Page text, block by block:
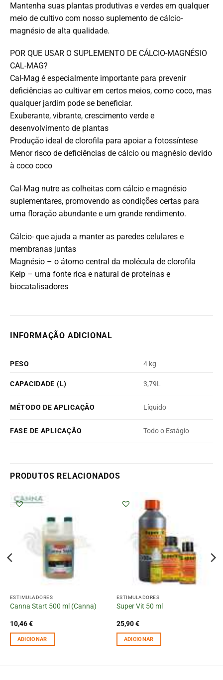
Mantenha suas plantas produtivas e verdes em qualquer
meio de cultivo com nosso suplemento de cálcio-
magnésio de alta qualidade.
POR QUE USAR O SUPLEMENTO DE CÁLCIO-MAGNÉSIO
CAL-MAG?
Cal-Mag é especialmente importante para prevenir
deficiências ao cultivar em certos meios, como coco, mas
qualquer jardim pode se beneficiar.
Exuberante, vibrante, crescimento verde e
desenvolvimento de plantas
Produção ideal de clorofila para apoiar a fotossíntese
Menor risco de deficiências de cálcio ou magnésio devido
à coco coco
Cal-Mag nutre as colheitas com cálcio e magnésio
suplementares, promovendo as condições certas para
uma floração abundante e um grande rendimento.
Cálcio- que ajuda a manter as paredes celulares e
membranas juntas
Magnésio – o átomo central da molécula de clorofila
Kelp – uma fonte rica e natural de proteínas e
biocatalisadores
INFORMAÇÃO ADICIONAL
PESO 4 kg
CAPACIDADE (L) 3,79L
MÉTODO DE APLICAÇÃO Líquido
FASE DE APLICAÇÃO Todo o Estágio
PRODUTOS RELACIONADOS
ESTIMULADORES
Canna Start 500 ml (Canna)
10,46€
ADICIONAR
ESTIMULADORES
Super Vit 50 ml
25,90€
ADICIONAR